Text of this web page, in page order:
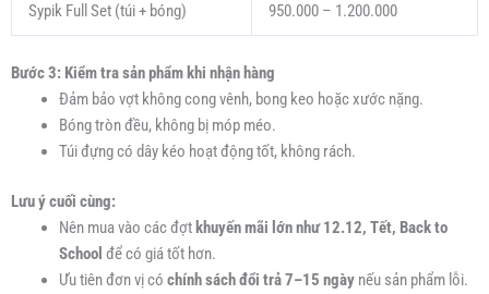
Sypik Full Set (túi + bóng) 950.000 – 1.200.000
Bước 3: Kiểm tra sản phẩm khi nhận hàng
Đảm bảo vợt không cong vênh, bong keo hoặc xước nặng.
Bóng tròn đều, không bị móp méo.
Túi đựng có dây kéo hoạt động tốt, không rách.
Lưu ý cuối cùng:
Nên mua vào các đợt khuyến mãi lớn như 12.12, Tết, Back to
School để có giá tốt hơn.
Ưu tiên đơn vị có chính sách đổi trả 7–15 ngàynếu sản phẩm lỗi.